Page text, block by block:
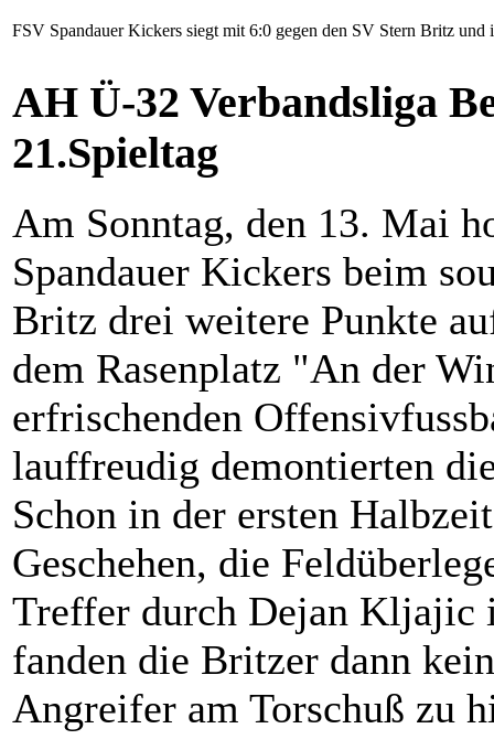
FSV Spandauer Kickers siegt mit 6:0 gegen den SV Stern Britz und
AH Ü-32 Verbandsliga
21.Spieltag
Am Sonntag, den 13. Mai
Spandauer Kickers beim
Britz drei weitere Punkte
dem Rasenplatz "An der
erfrischenden
lauffreudig demontierten
Schon in der ersten
Geschehen, die
Treffer durch Dejan Kljajic
fanden die Britzer dann
Angreifer am Torschuß zu